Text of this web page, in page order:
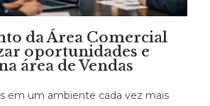
da Área Comercial
oportunidades e
área de Vendas
em um ambiente cada vez mais